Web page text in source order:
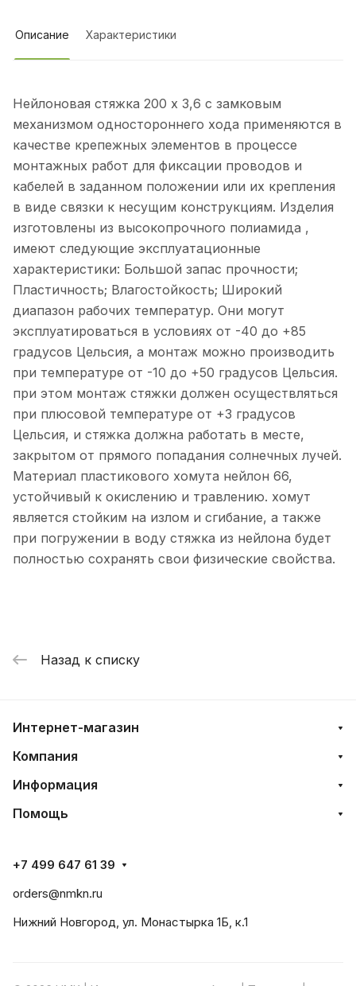
Описание Характеристики
Нейлоновая стяжка 200 х 3,6 с замковым
механизмом одностороннего хода применяются в
качестве крепежных элементов в процессе
монтажных работ для фиксации проводов и
кабелей в заданном положении или их крепления
в виде связки к несущим конструкциям. Изделия
изготовлены из высокопрочного полиамида ,
имеют следующие эксплуатационные
характеристики: Большой запас прочности;
Пластичность; Влагостойкость; Широкий
диапазон рабочих температур. Они могут
эксплуатироваться в условиях от -40 до +85
градусов Цельсия, а монтаж можно производить
при температуре от -10 до +50 градусов Цельсия.
при этом монтаж стяжки должен осуществляться
при плюсовой температуре от +3 градусов
Цельсия, и стяжка должна работать в месте,
закрытом от прямого попадания солнечных лучей.
Материал пластикового хомута нейлон 66,
устойчивый к окислению и травлению. хомут
является стойким на излом и сгибание, а также
при погружении в воду стяжка из нейлона будет
полностью сохранять свои физические свойства.
Назад к списку
Интернет-магазин
Компания
Информация
Помощь
+7 499 647 61 39
orders@nmkn.ru
Нижний Новгород, ул. Монастырка 1Б, к.1